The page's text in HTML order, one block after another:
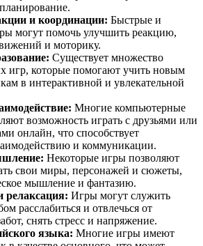
и координации: Быстрые и
могут помочь улучшить реакцию,
и моторику.
Существует множество
игр, которые помогают учить новым
в интерактивной и увлекательной
Многие компьютерные
возможность играть с друзьями или
онлайн, что способствует
и коммуникации.
Некоторые игры позволяют
свои миры, персонажей и сюжеты,
мышление и фантазию.
релаксация: Игры могут служить
расслабиться и отвлечься от
снять стресс и напряжение.
языка: Многие игры имеют